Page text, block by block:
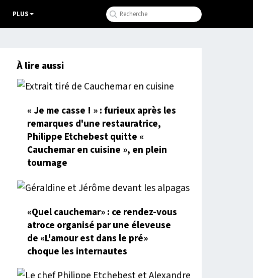
PLUS
À lire aussi
« Je me casse ! » : furieux après les
remarques d'une restauratrice,
Philippe Etchebest quitte «
Cauchemar en cuisine », en plein
tournage
«Quel cauchemar» : ce rendez-vous
atroce organisé par une éleveuse
de «L'amour est dans le pré»
choque les internautes